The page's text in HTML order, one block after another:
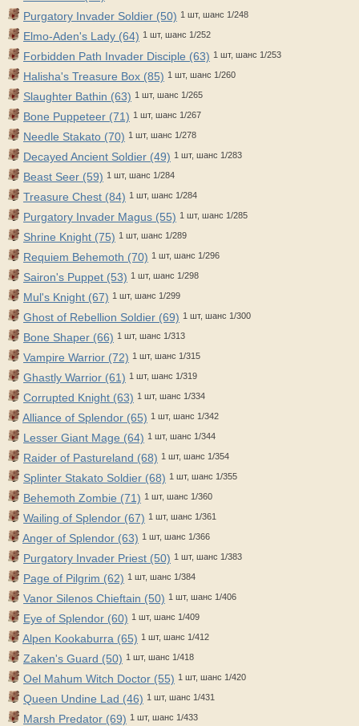
Purgatory Invader Soldier (50) 1 шт, шанс 1/248
Elmo-Aden's Lady (64) 1 шт, шанс 1/252
Forbidden Path Invader Disciple (63) 1 шт, шанс 1/253
Halisha's Treasure Box (85) 1 шт, шанс 1/260
Slaughter Bathin (63) 1 шт, шанс 1/265
Bone Puppeteer (71) 1 шт, шанс 1/267
Needle Stakato (70) 1 шт, шанс 1/278
Decayed Ancient Soldier (49) 1 шт, шанс 1/283
Beast Seer (59) 1 шт, шанс 1/284
Treasure Chest (84) 1 шт, шанс 1/284
Purgatory Invader Magus (55) 1 шт, шанс 1/285
Shrine Knight (75) 1 шт, шанс 1/289
Requiem Behemoth (70) 1 шт, шанс 1/296
Sairon's Puppet (53) 1 шт, шанс 1/298
Mul's Knight (67) 1 шт, шанс 1/299
Ghost of Rebellion Soldier (69) 1 шт, шанс 1/300
Bone Shaper (66) 1 шт, шанс 1/313
Vampire Warrior (72) 1 шт, шанс 1/315
Ghastly Warrior (61) 1 шт, шанс 1/319
Corrupted Knight (63) 1 шт, шанс 1/334
Alliance of Splendor (65) 1 шт, шанс 1/342
Lesser Giant Mage (64) 1 шт, шанс 1/344
Raider of Pastureland (68) 1 шт, шанс 1/354
Splinter Stakato Soldier (68) 1 шт, шанс 1/355
Behemoth Zombie (71) 1 шт, шанс 1/360
Wailing of Splendor (67) 1 шт, шанс 1/361
Anger of Splendor (63) 1 шт, шанс 1/366
Purgatory Invader Priest (50) 1 шт, шанс 1/383
Page of Pilgrim (62) 1 шт, шанс 1/384
Vanor Silenos Chieftain (50) 1 шт, шанс 1/406
Eye of Splendor (60) 1 шт, шанс 1/409
Alpen Kookaburra (65) 1 шт, шанс 1/412
Zaken's Guard (50) 1 шт, шанс 1/418
Oel Mahum Witch Doctor (55) 1 шт, шанс 1/420
Queen Undine Lad (46) 1 шт, шанс 1/431
Marsh Predator (69) 1 шт, шанс 1/433